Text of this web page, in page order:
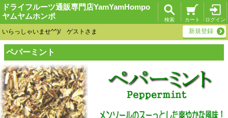
ドライフルーツ通販専門店YamYamHompo
ヤムヤムホンポ
ログイン
カート
検索
いらっしゃいませ^^)/ ゲストさま 新規登録
ペパーミント